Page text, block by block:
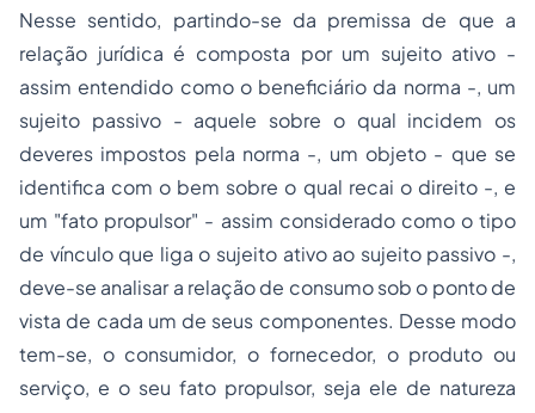
Nesse sentido, partindo-se da premissa de que a
relação jurídica é composta por um sujeito ativo -
assim entendido como o beneficiário da norma -, um
sujeito passivo - aquele sobre o qual incidem os
deveres impostos pela norma -, um objeto - que se
identifica com o bem sobre o qual recai o direito -, e
um "fato propulsor" - assim considerado como o tipo
de vínculo que liga o sujeito ativo ao sujeito passivo -,
deve-se analisar a relação de consumo sob o ponto de
vista de cada um de seus componentes. Desse modo
tem-se, o consumidor, o fornecedor, o produto ou
serviço, e o seu fato propulsor, seja ele de natureza